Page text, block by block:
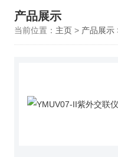
产品展示
当前位置： 主页> 产品展示